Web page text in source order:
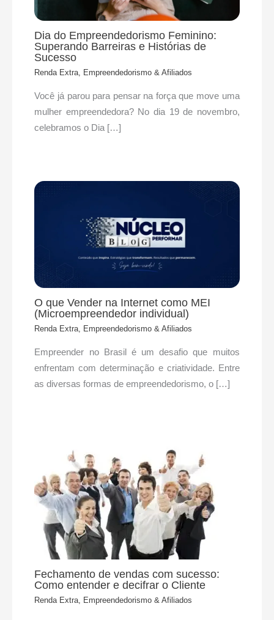
Dia do Empreendedorismo Feminino:
Superando Barreiras e Histórias de
Sucesso
Renda Extra, Empreendedorismo & Afiliados
Você já parou para pensar na força que move uma
mulher empreendedora? No dia 19 de novembro,
celebramos o Dia […]
O que Vender na Internet como MEI
(Microempreendedor individual)
Renda Extra, Empreendedorismo & Afiliados
Empreender no Brasil é um desafio que muitos
enfrentam com determinação e criatividade. Entre
as diversas formas de empreendedorismo, o […]
Fechamento de vendas com sucesso:
Como entender e decifrar o Cliente
Renda Extra, Empreendedorismo & Afiliados